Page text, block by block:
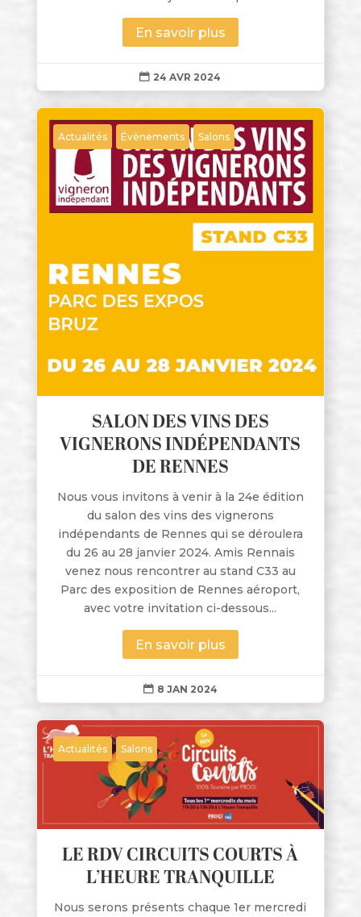
En savoir plus
 24 AVR 2024
Actualités Évènements Salons
SALON DES VINS DES
VIGNERONS INDÉPENDANTS
DE RENNES
Nous vous invitons à venir à la 24e édition
du salon des vins des vignerons
indépendants de Rennes qui se déroulera
du 26 au 28 janvier 2024. Amis Rennais
venez nous rencontrer au stand C33 au
Parc des exposition de Rennes aéroport,
avec votre invitation ci-dessous...
En savoir plus
 8 JAN 2024
Actualités Salons
LE RDV CIRCUITS COURTS À
L’HEURE TRANQUILLE
Nous serons présents chaque 1er mercredi